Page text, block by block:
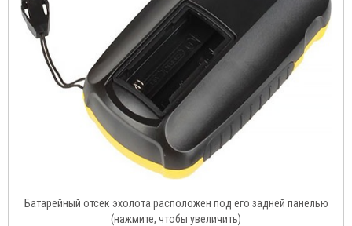
Батарейный отсек эхолота расположен под его задней панелью
(нажмите, чтобы увеличить)